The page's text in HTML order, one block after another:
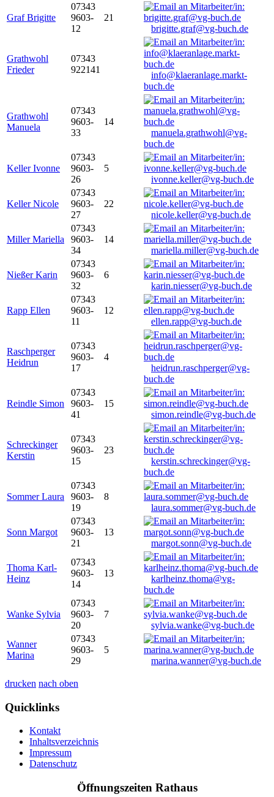
Graf Brigitte
07343
9603-
12
21
brigitte.graf@vg-buch.de
Grathwohl
Frieder
07343
922141
info@klaeranlage.markt-
buch.de
Grathwohl
Manuela
07343
9603-
33
14
manuela.grathwohl@vg-
buch.de
Keller Ivonne
07343
9603-
26
5
ivonne.keller@vg-buch.de
Keller Nicole
07343
9603-
27
22
nicole.keller@vg-buch.de
Miller Mariella
07343
9603-
34
14
mariella.miller@vg-buch.de
Nießer Karin
07343
9603-
32
6
karin.niesser@vg-buch.de
Rapp Ellen
07343
9603-
11
12
ellen.rapp@vg-buch.de
Raschperger
Heidrun
07343
9603-
17
4
heidrun.raschperger@vg-
buch.de
Reindle Simon
07343
9603-
41
15
simon.reindle@vg-buch.de
Schreckinger
Kerstin
07343
9603-
15
23
kerstin.schreckinger@vg-
buch.de
Sommer Laura
07343
9603-
19
8
laura.sommer@vg-buch.de
Sonn Margot
07343
9603-
21
13
margot.sonn@vg-buch.de
Thoma Karl-
Heinz
07343
9603-
14
13
karlheinz.thoma@vg-
buch.de
Wanke Sylvia
07343
9603-
20
7
sylvia.wanke@vg-buch.de
Wanner
Marina
07343
9603-
29
5
marina.wanner@vg-buch.de
drucken nach oben
Quicklinks
Kontakt
Inhaltsverzeichnis
Impressum
Datenschutz
Öffnungszeiten Rathaus